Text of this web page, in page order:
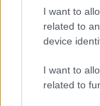
I want to
related to
device
I want to
related to